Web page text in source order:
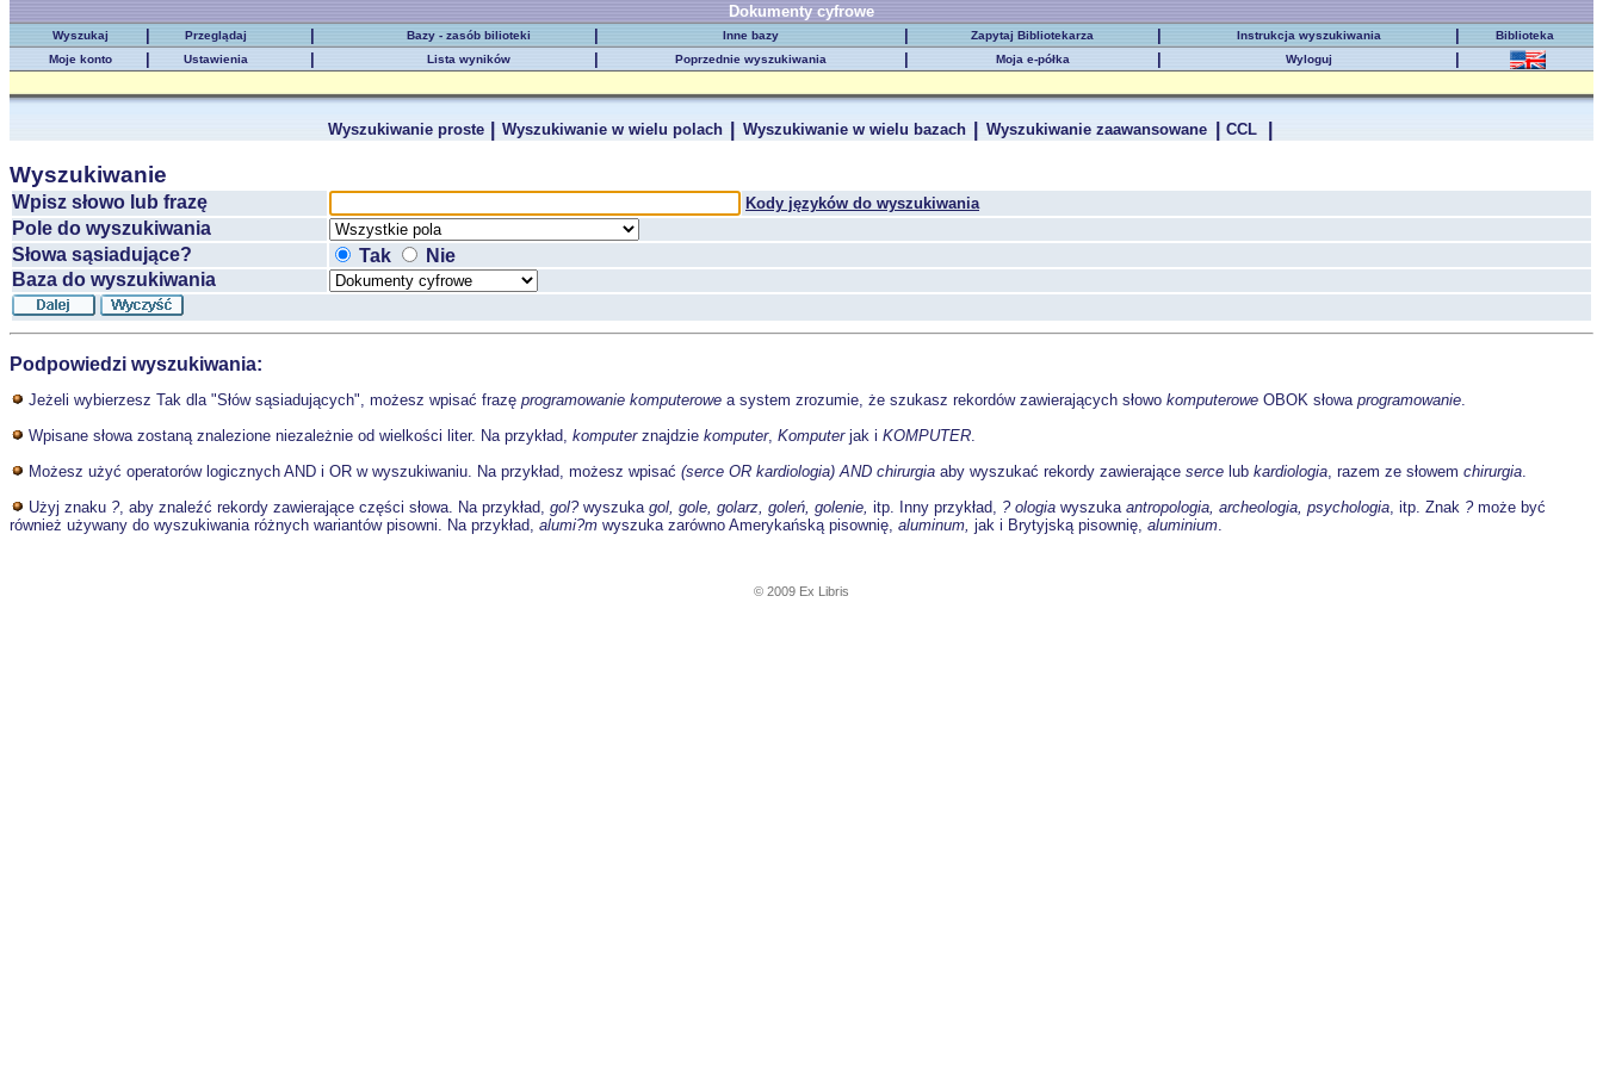
Dokumenty cyfrowe
Wyszukaj Przeglądaj Bazy - zasób bilioteki Inne bazy Zapytaj Bibliotekarza Instrukcja wyszukiwania
Biblioteka
Moje konto
Ustawienia Lista wyników Poprzednie wyszukiwania Moja e-półka Wyloguj
Wyszukiwanie proste Wyszukiwanie w wielu polach Wyszukiwanie w wielu bazach Wyszukiwanie zaawansowane CCL
Wyszukiwanie
Wpisz słowo lub frazę Kody języków do wyszukiwania
Pole do wyszukiwania
Słowa sąsiadujące?
Tak
Nie
Baza do wyszukiwania
Podpowiedzi wyszukiwania:
Jeżeli wybierzesz Tak dla "Słów sąsiadujących", możesz wpisać frazę programowanie komputerowe a system zrozumie, że szukasz rekordów zawierających słowo komputerowe OBOK słowa programowanie
Wpisane słowa zostaną znalezione niezależnie od wielkości liter. Na przykład, komputerznajdzie komputer, Komputerjak i KOMPUTER
Możesz użyć operatorów logicznych AND i OR w wyszukiwaniu. Na przykład, możesz wpisać (serce OR kardiologia) AND chirurgia aby wyszukać rekordy zawierające serce lub kardiologia , razem ze słowem chirurgia
Użyj znaku ?, aby znaleźć rekordy zawierające części słowa. Na przykład, gol?wyszuka gol, gole, golarz, goleń, golenie, itp. Inny przykład, ? ologia wyszuka antropologia, archeologia, psychologia , itp. Znak ?może być
również używany do wyszukiwania różnych wariantów pisowni. Na przykład, alumi?m wyszuka zarówno Amerykańską pisownię, aluminum, jak i Brytyjską pisownię, aluminium
© 2009 Ex Libris